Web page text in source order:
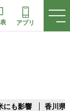
アプリ
にも影響 香川県